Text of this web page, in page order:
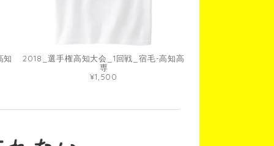
知
2018_選手権高知大会_1回戦_宿毛-高知高
専
¥1,500